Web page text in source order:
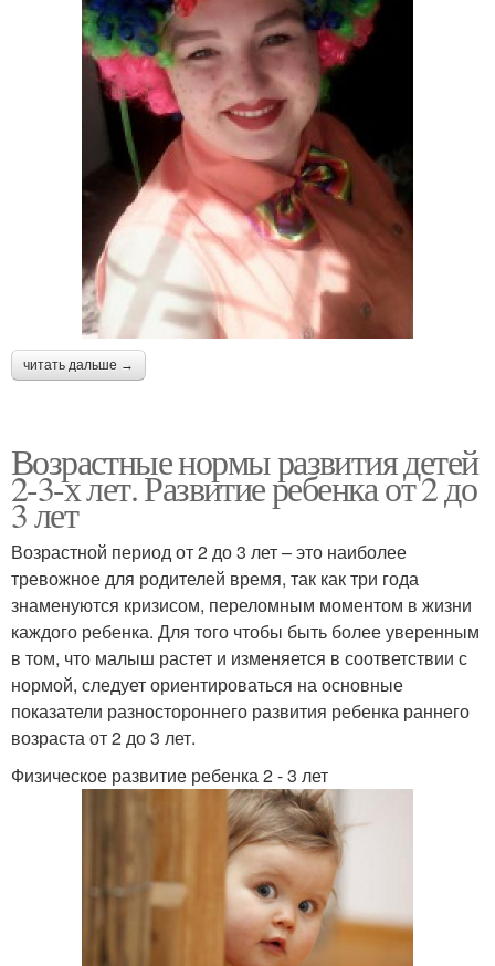
читать дальше →
Возрастные нормы развития детей
2-3-х лет. Развитие ребенка от 2 до
3 лет
Возрастной период от 2 до 3 лет – это наиболее
тревожное для родителей время, так как три года
знаменуются кризисом, переломным моментом в жизни
каждого ребенка. Для того чтобы быть более уверенным
в том, что малыш растет и изменяется в соответствии с
нормой, следует ориентироваться на основные
показатели разностороннего развития ребенка раннего
возраста от 2 до 3 лет.
Физическое развитие ребенка 2 - 3 лет